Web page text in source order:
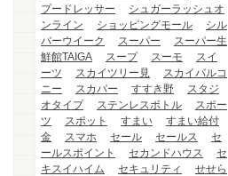
プードレッサー
シュガーラッシュオ
ンライン
ショッピングモール
シル
バーウイーク
スーパー
スーパー生
鮮館TAIGA
スープ スーモ
スイ
ーツ
スカイツリー見
スカイバルコ
ニー
スカパー すすき野
スタジ
オタイプ
ステンレスボトル
スポー
ツ
スポット すまい
すまい給付
金
スマホ セール セールス
セ
ールスポイント
セカンドハウス
セ
キスイハイム
セキュリティ
せせら